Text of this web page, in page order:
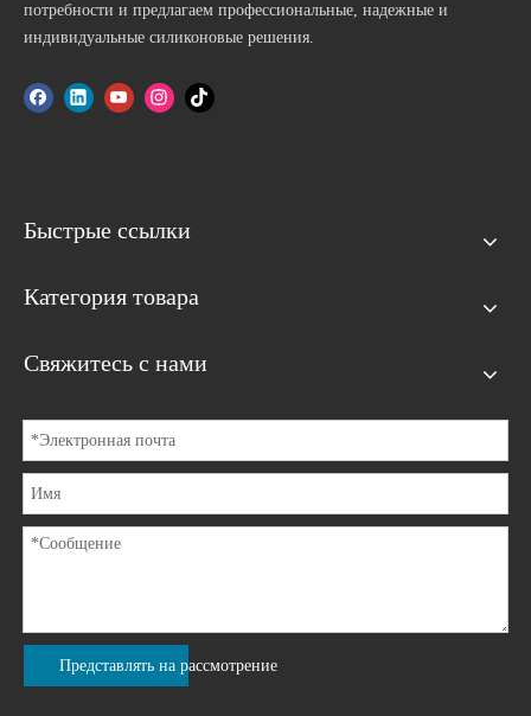
потребности и предлагаем профессиональные, надежные и
индивидуальные силиконовые решения.
Быстрые ссылки
Категория товара
Свяжитесь с нами
Представлять на рассмотрение